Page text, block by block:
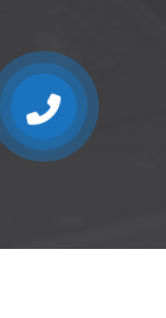
0909797251